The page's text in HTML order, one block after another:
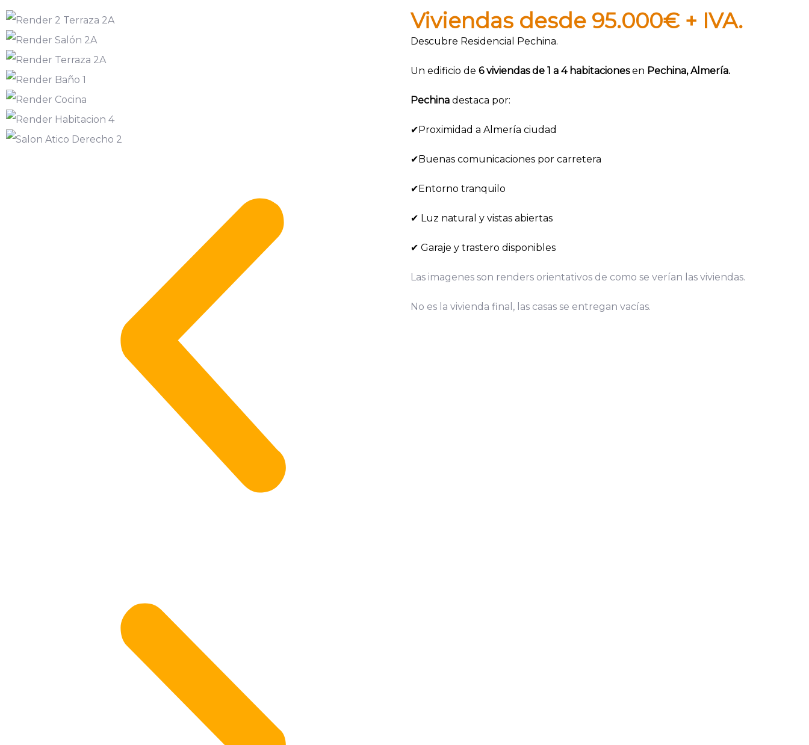
Viviendas desde 95.000€ + IVA.
Descubre Residencial Pechina.
Un edificio de 6 viviendas de 1 a 4 habitacionesen Pechina, Almería.
Pechina destaca por:
✔Proximidad a Almería ciudad
✔Buenas comunicaciones por carretera
✔Entorno tranquilo
✔ Luz natural y vistas abiertas
✔ Garaje y trastero disponibles
Las imagenes son renders orientativos de como se verían las viviendas.
No es la vivienda final, las casas se entregan vacías.